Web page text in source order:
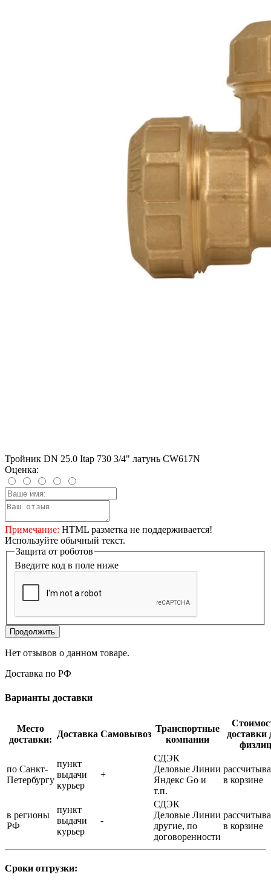
Тройник DN 25.0 Itap 730 3/4" латунь CW617N
Оценка:
Примечание: HTML разметка не поддерживается!
Используйте обычный текст.
Защита от роботов
Введите код в поле ниже
Продолжить
Нет отзывов о данном товаре.
Доставка по РФ
Варианты доставки
Место
доставки:
Доставка Самовывоз
Транспортные
компании
доставки
физлиц
по Санкт-
Петербургу
пункт
выдачи
курьер
+
СДЭК
Деловые Линии
Яндекс Go и
т.п.
в корзине
в регионы
РФ
пункт
выдачи
курьер
-
СДЭК
Деловые Линии
другие, по
договоренности
в корзине
Сроки отгрузки: